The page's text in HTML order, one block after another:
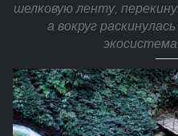
шелковую ленту,
а вокруг